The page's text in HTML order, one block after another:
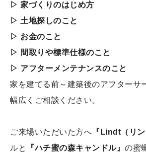
▷ 家づくりのはじめ方
▷ 土地探しのこと
▷ お金のこと
▷ 間取りや標準仕様のこと
▷ アフターメンテナンスのこと
家を建てる前～建築後のアフターサ
幅広くご相談ください。
ご来場いただいた方へ 『Lindt（リ
ルと
『ハチ蜜の森キャンドル』の蜜